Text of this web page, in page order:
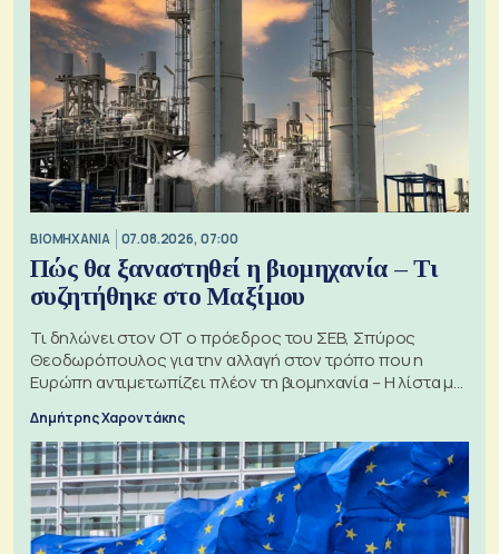
ΒΙΟΜΗΧΑΝΙΑ 07.08.2026, 07:00
Πώς θα ξαναστηθεί η βιομηχανία – Τι
συζητήθηκε στο Μαξίμου
Τι δηλώνει στον ΟΤ ο πρόεδρος του ΣΕΒ, Σπύρος
Θεοδωρόπουλος για την αλλαγή στον τρόπο που η
Ευρώπη αντιμετωπίζει πλέον τη βιομηχανία – Η λίστα με
Δημήτρης Χαροντάκης